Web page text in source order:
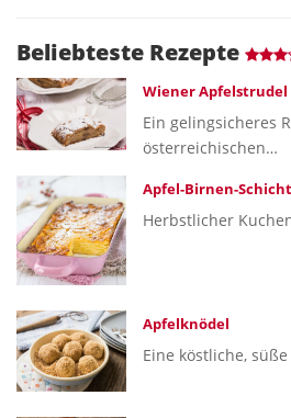
Beliebteste Rezepte
Wiener Apfelstrudel
Ein gelingsicheres
österreichischen…
Apfel-Birnen-
Herbstlicher
Apfelknödel
Eine köstliche,